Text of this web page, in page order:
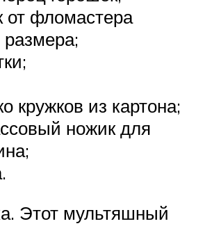
от фломастера
размера;
кружков из картона;
ножик для
Этот мультяшный